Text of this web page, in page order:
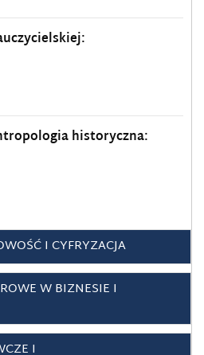
historyczna:
I CYFRYZACJA
W BIZNESIE I
I